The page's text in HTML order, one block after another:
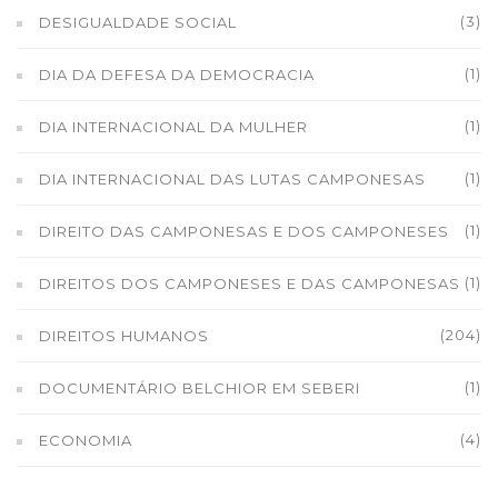
DESIGUALDADE SOCIAL (3)
DIA DA DEFESA DA DEMOCRACIA (1)
DIA INTERNACIONAL DA MULHER (1)
DIA INTERNACIONAL DAS LUTAS CAMPONESAS (1)
DIREITO DAS CAMPONESAS E DOS CAMPONESES (1)
DIREITOS DOS CAMPONESES E DAS CAMPONESAS (1)
DIREITOS HUMANOS (204)
DOCUMENTÁRIO BELCHIOR EM SEBERI (1)
ECONOMIA (4)